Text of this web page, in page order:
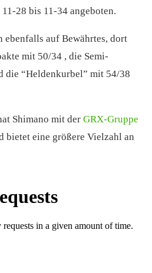
28 bis 11-34 angeboten.
ebenfalls auf Bewährtes, dort
mit 50/34 , die Semi-
die “Heldenkurbel” mit 54/38
Shimano mit der GRX-Gruppe
bietet eine größere Vielzahl an